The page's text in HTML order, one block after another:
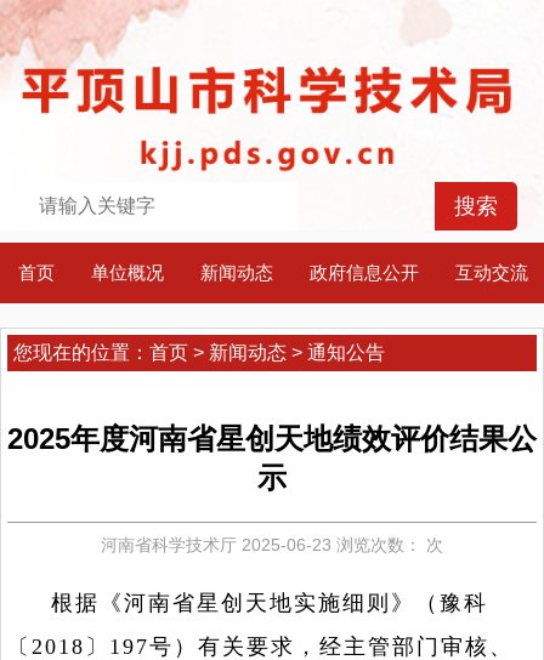
首页 单位概况 新闻动态 政府信息公开 互动交流
您现在的位置： 首页 > 新闻动态 > 通知公告
2025年度河南省星创天地绩效评价结果公
示
河南省科学技术厅 2025-06-23 浏览次数： 次
根据《河南省星创天地实施细则》（豫科
〔2018〕197号）有关要求，经主管部门审核、